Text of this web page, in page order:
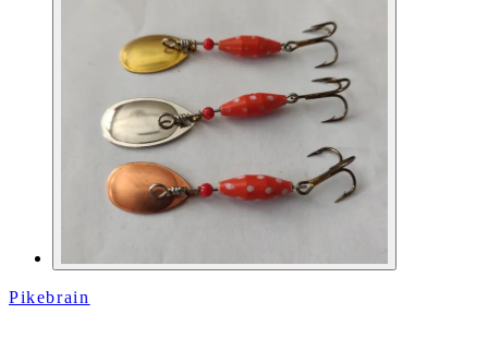
Pikebrain